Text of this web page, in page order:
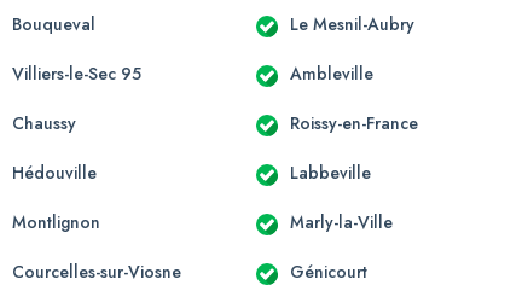
Bouqueval Le Mesnil-Aubry
Villiers-le-Sec 95 Ambleville
Chaussy Roissy-en-France
Hédouville Labbeville
Montlignon Marly-la-Ville
Courcelles-sur-Viosne Génicourt